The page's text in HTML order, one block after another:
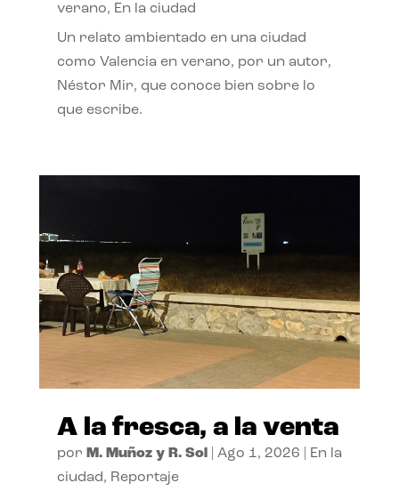
verano, En la ciudad
Un relato ambientado en una ciudad
como Valencia en verano, por un autor,
Néstor Mir, que conoce bien sobre lo
que escribe.
A la fresca, a la venta
por M. Muñoz y R. Sol| Ago 1, 2026
En la
ciudad, Reportaje